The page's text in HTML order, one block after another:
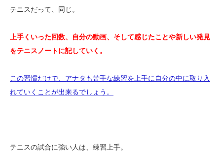
テニスだって、同じ。
上手くいった回数、自分の動画、そして感じたことや新しい発見
をテニスノートに記していく。
この習慣だけで、アナタも苦手な練習を上手に自分の中に取り入
れていくことが出来るでしょう。
テニスの試合に強い人は、練習上手。